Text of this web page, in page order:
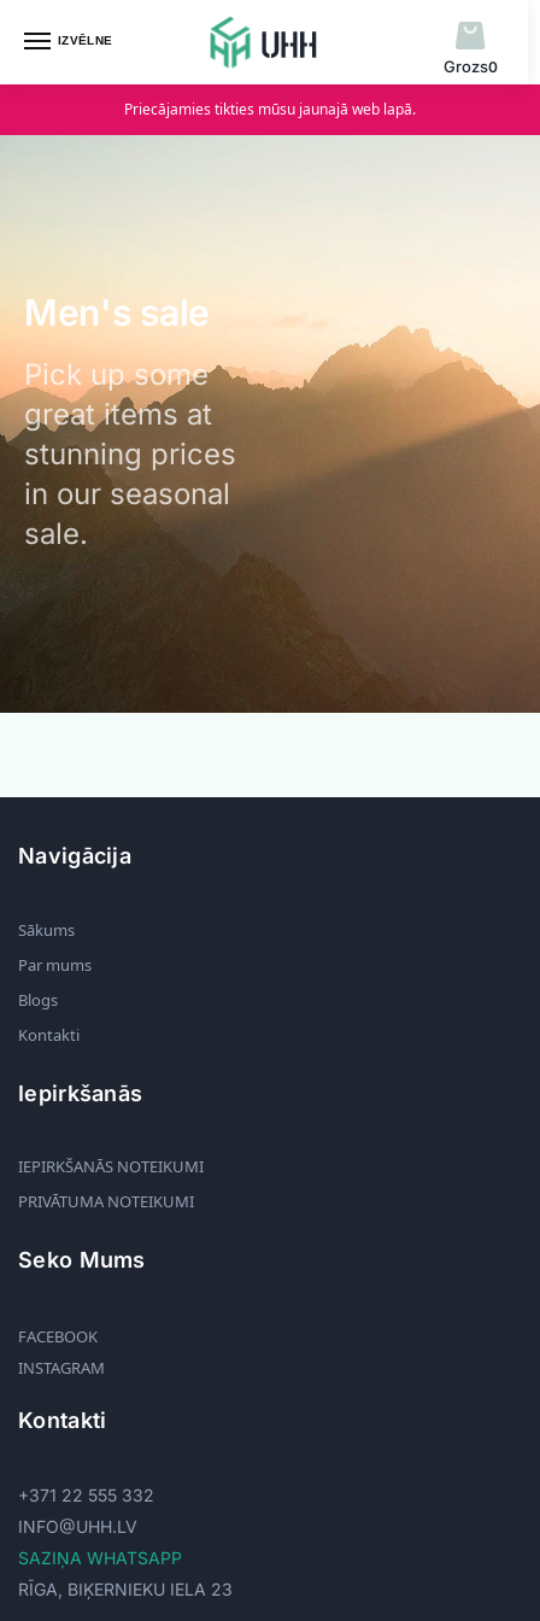
IZVĒLNE
0
Priecājamies tikties mūsu jaunajā web lapā.
Men's sale
Pick up some
great items at
stunning prices
in our seasonal
sale.
Navigācija
Sākums
Par mums
Blogs
Kontakti
Iepirkšanās
IEPIRKŠANĀS NOTEIKUMI
PRIVĀTUMA NOTEIKUMI
Seko Mums
FACEBOOK
INSTAGRAM
Kontakti
+371 22 555 332
INFO@UHH.LV
SAZIŅA WHATSAPP
RĪGA, BIĶERNIEKU IELA 23